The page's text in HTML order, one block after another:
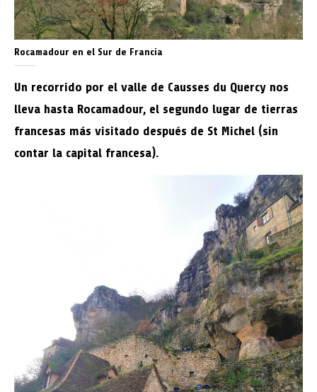
Rocamadour en el Sur de Francia
Un recorrido por el valle de Causses du Quercy nos
lleva hasta Rocamadour, el segundo lugar de tierras
francesas más visitado después de St Michel (sin
contar la capital francesa).